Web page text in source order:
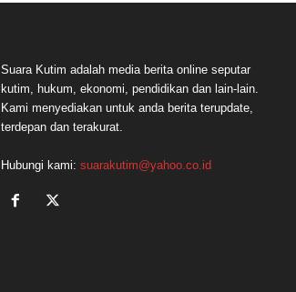
Suara Kutim adalah media berita online seputar
kutim, hukum, ekonomi, pendidikan dan lain-lain.
Kami menyediakan untuk anda berita terupdate,
terdepan dan terakurat.
Hubungi kami: suarakutim@yahoo.co.id